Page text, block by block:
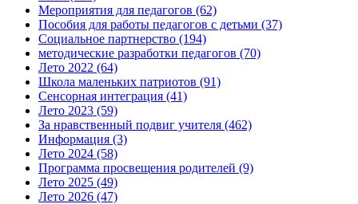
Мероприятия для педагогов (62)
Пособия для работы педагогов с детьми (37)
Социальное партнерство (194)
методические разработки педагогов (70)
Лето 2022 (64)
Школа маленьких патриотов (91)
Сенсорная интеграция (41)
Лето 2023 (59)
За нравственный подвиг учителя (462)
Информация (3)
Лето 2024 (58)
Программа просвещения родителей (9)
Лето 2025 (49)
Лето 2026 (47)